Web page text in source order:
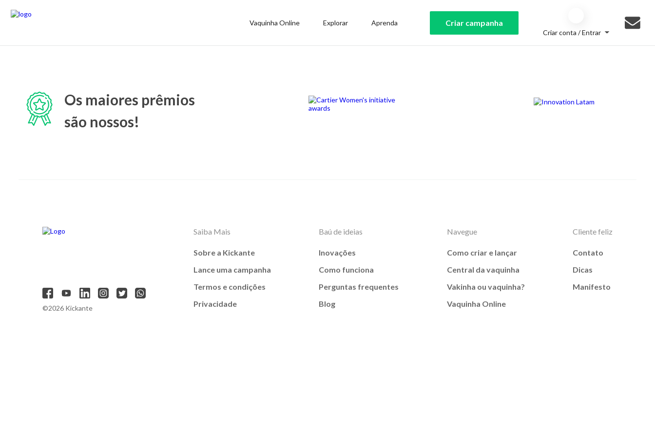
Vaquinha Online Explorar Aprenda Criar campanha
Criar conta / Entrar
Os maiores prêmios
são nossos!
©2026 Kickante
Saiba Mais
Sobre a Kickante
Lance uma campanha
Termos e condições
Privacidade
Baú de ideias
Inovações
Como funciona
Perguntas frequentes
Blog
Navegue
Como criar e lançar
Central da vaquinha
Vakinha ou vaquinha?
Vaquinha Online
Cliente feliz
Contato
Dicas
Manifesto